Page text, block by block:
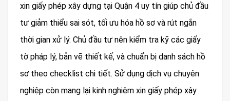
xin giấy phép xây dựng tại Quận 4 uy tín giúp chủ đầu
tư giảm thiểu sai sót, tối ưu hóa hồ sơ và rút ngắn
thời gian xử lý. Chủ đầu tư nên kiểm tra kỹ các giấy
tờ pháp lý, bản vẽ thiết kế, và chuẩn bị danh sách hồ
sơ theo checklist chi tiết. Sử dụng dịch vụ chuyên
nghiệp còn mang lại kinh nghiệm xin giấy phép xây